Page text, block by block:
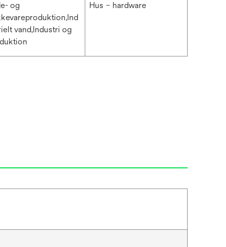
og
vand,Industri og
Hus – hardware